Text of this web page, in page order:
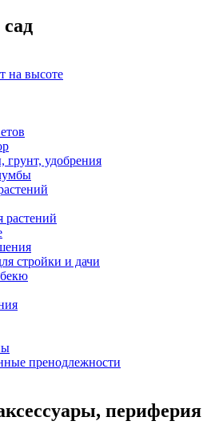
на высоте
грунт, удобрения
растений
стройки и дачи
пренодлежности
периферия